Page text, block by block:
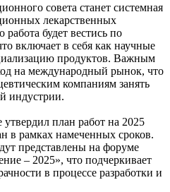
совета станет системная
лекарственных
будет вестись по
включает в себя как научные
продуктов. Важным
на международный рынок, что
компаниям занять
индустрии.
план работ на 2025
в рамках намеченных сроков.
представлены на форуме
– 2025», что подчеркивает
в процессе разработки и